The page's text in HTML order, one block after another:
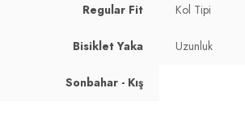
Regular Fit Kol Tipi
Bisiklet Yaka Uzunluk
Sonbahar - Kış